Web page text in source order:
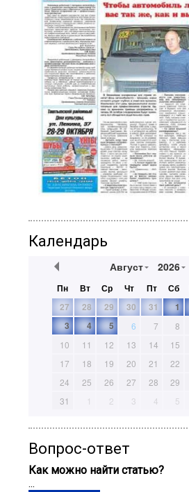
Календарь
Август 2026
Пн Вт Ср Чт Пт Сб
27
28 29 30 31 1
3
4 5 6 7 8
10
11 12 13 14 15
17
18 19 20 21 22
24
25 26 27 28 29
31
1 2 3 4 5
Вопрос-ответ
Как можно найти статью?
...